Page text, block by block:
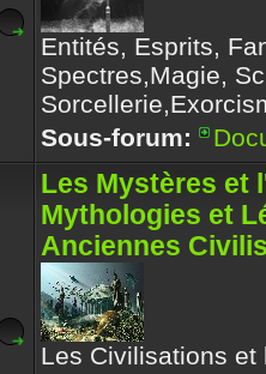
Entités, Esprits,
Spectres,Magie,
Sous-forum:
Les Mystères et
Mythologies et
Anciennes
Les Civilisations